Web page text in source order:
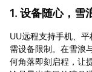
1. 设备随心，雪
UU远程支持手机、
需设备限制。在雪浪
何角落即刻启程，让